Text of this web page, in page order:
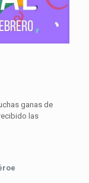
ganas de
las